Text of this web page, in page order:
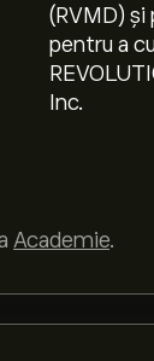
(RVMD) și
pentru a
Inc.
Academie.